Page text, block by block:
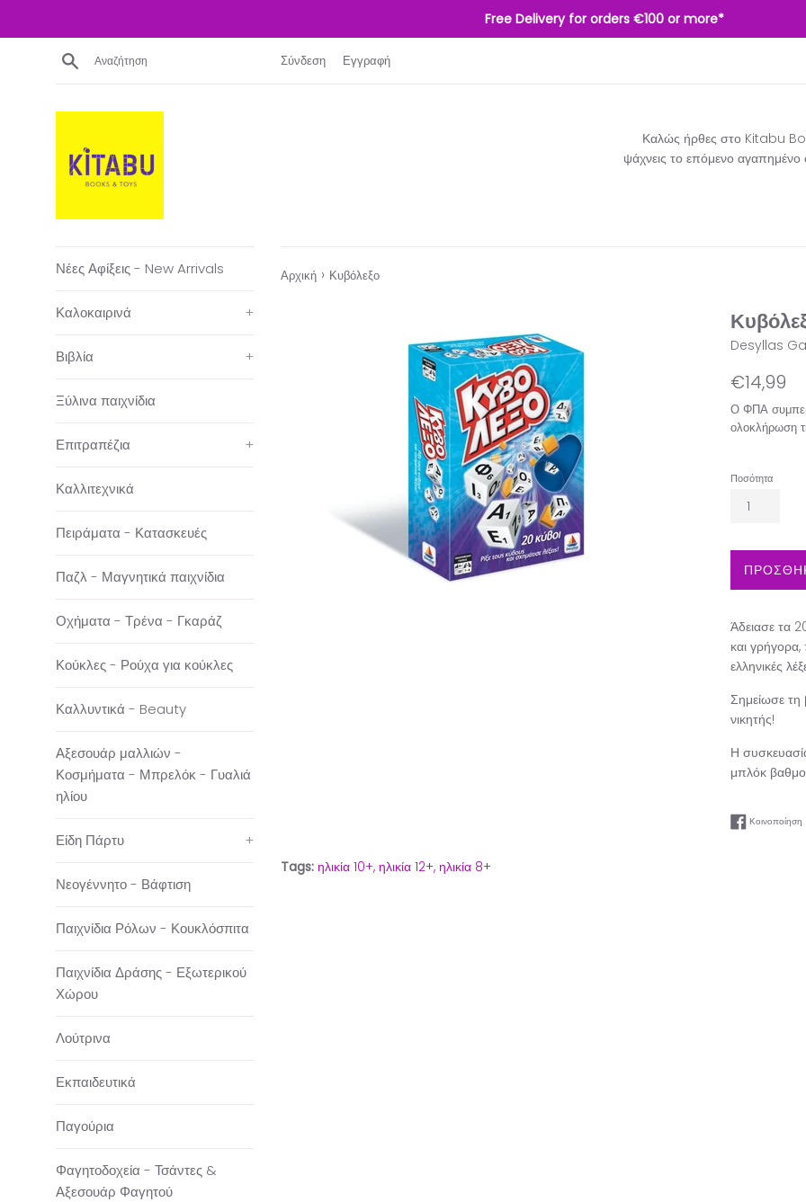
περιεχόμενο
Free Delivery for orders €100 or more*
Αναζήτηση Σύνδεση Εγγραφή
Καλώς ήρθες στο Kitabu
ψάχνεις το επόμενο αγαπημένο
Νέες Αφίξεις - New Arrivals
Καλοκαιρινά +
Βιβλία +
Ξύλινα παιχνίδια
Επιτραπέζια +
Καλλιτεχνικά
Πειράματα - Κατασκευές
Παζλ - Μαγνητικά παιχνίδια
Οχήματα - Τρένα - Γκαράζ
Κούκλες - Ρούχα για κούκλες
Καλλυντικά - Beauty
Αξεσουάρ μαλλιών -
Κοσμήματα - Μπρελόκ - Γυαλιά
ηλίου
Είδη Πάρτυ +
Νεογέννητο - Βάφτιση
Παιχνίδια Ρόλων - Κουκλόσπιτα
Παιχνίδια Δράσης - Εξωτερικού
Χώρου
Λούτρινα
Εκπαιδευτικά
Παγούρια
Φαγητοδοχεία - Τσάντες &
Αξεσουάρ Φαγητού
Αρχική › Κυβόλεξο
Desyllas
Κανονική
€14,99
Ο ΦΠΑ
ολοκλήρωση
Ποσότητα
Άδειασε τα
και
ελληνικές
Σημείωσε τη
νικητής!
Η
μπλόκ
Κοινοποίηση
Tags: ηλικία 10+, ηλικία 12+, ηλικία 8+